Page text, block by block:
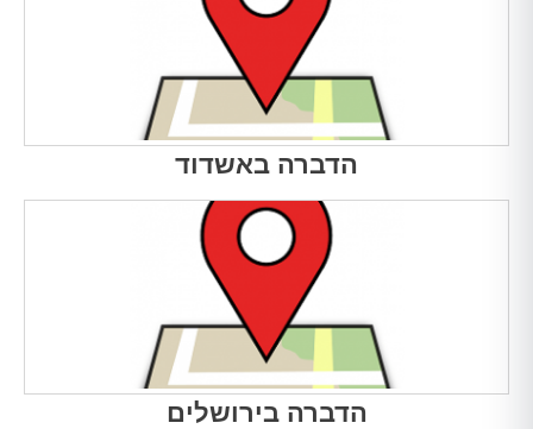
הדברה באשדוד
הדברה בירושלים